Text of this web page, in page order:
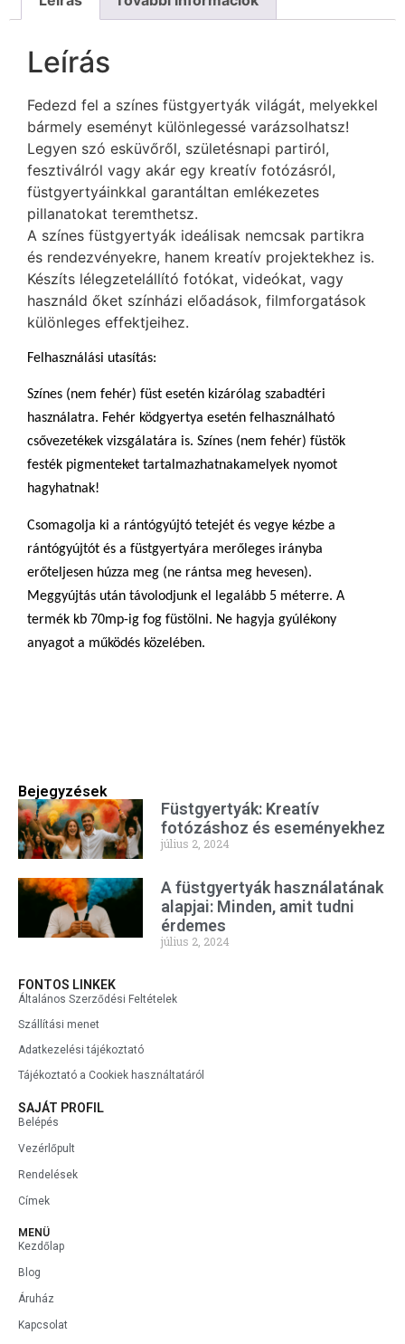
Leírás
Fedezd fel a színes füstgyertyák világát, melyekkel
bármely eseményt különlegessé varázsolhatsz!
Legyen szó esküvőről, születésnapi partiról,
fesztiválról vagy akár egy kreatív fotózásról,
füstgyertyáinkkal garantáltan emlékezetes
pillanatokat teremthetsz.
A színes füstgyertyák ideálisak nemcsak partikra
és rendezvényekre, hanem kreatív projektekhez is.
Készíts lélegzetelállító fotókat, videókat, vagy
használd őket színházi előadások, filmforgatások
különleges effektjeihez.
Felhasználási utasítás:
Színes (nem fehér) füst esetén kizárólag szabadtéri
használatra. Fehér ködgyertya esetén felhasználható
csővezetékek vizsgálatára is. Színes (nem fehér) füstök
festék pigmenteket tartalmazhatnakamelyek nyomot
hagyhatnak!
Csomagolja ki a rántógyújtó tetejét és vegye kézbe a
rántógyújtót és a füstgyertyára merőleges irányba
erőteljesen húzza meg (ne rántsa meg hevesen).
Meggyújtás után távolodjunk el legalább 5 méterre. A
termék kb 70mp-ig fog füstölni. Ne hagyja gyúlékony
anyagot a működés közelében.
Bejegyzések
Füstgyertyák: Kreatív
fotózáshoz és eseményekhez
július 2, 2024
A füstgyertyák használatának
alapjai: Minden, amit tudni
érdemes
július 2, 2024
FONTOS LINKEK
Általános Szerződési Feltételek
Szállítási menet
Adatkezelési tájékoztató
Tájékoztató a Cookiek használtatáról
SAJÁT PROFIL
Belépés
Vezérlőpult
Rendelések
Címek
MENÜ
Kezdőlap
Blog
Áruház
Kapcsolat